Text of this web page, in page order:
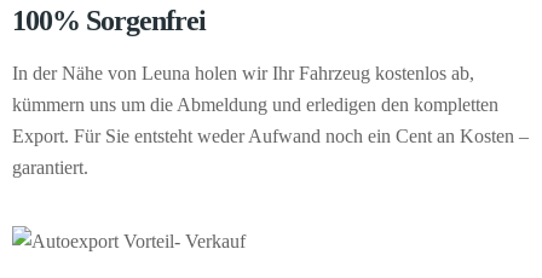
100% Sorgenfrei
In der Nähe von Leuna holen wir Ihr Fahrzeug kostenlos ab,
kümmern uns um die Abmeldung und erledigen den kompletten
Export. Für Sie entsteht weder Aufwand noch ein Cent an Kosten –
garantiert.